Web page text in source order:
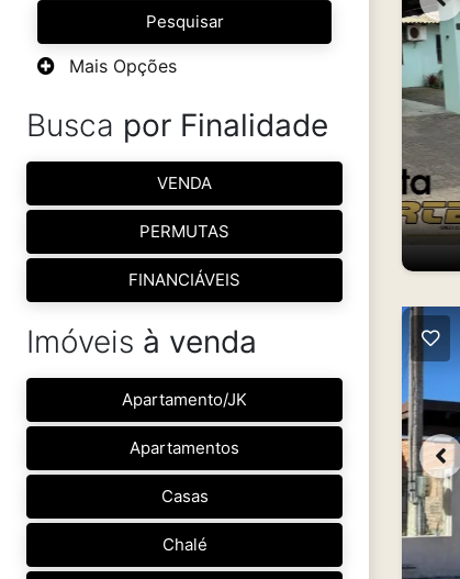
Pesquisar
Mais Opções
Busca por Finalidade
VENDA
PERMUTAS
FINANCIÁVEIS
Imóveis à venda
Apartamento/JK
Apartamentos
Casas
Chalé